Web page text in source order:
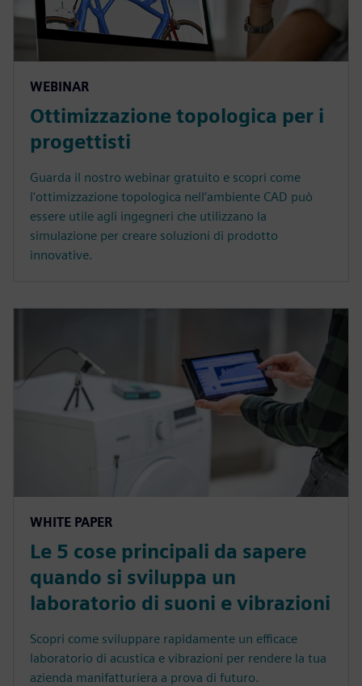
WEBINAR
Ottimizzazione topologica per i
progettisti
Guarda il nostro webinar gratuito e scopri come
l'ottimizzazione topologica nell’ambiente CAD può
essere utile agli ingegneri che utilizzano la
simulazione per creare soluzioni di prodotto
innovative.
WHITE PAPER
Le 5 cose principali da sapere
quando si sviluppa un
laboratorio di suoni e vibrazioni
Scopri come sviluppare rapidamente un efficace
laboratorio di acustica e vibrazioni per rendere la tua
azienda manifatturiera a prova di futuro.